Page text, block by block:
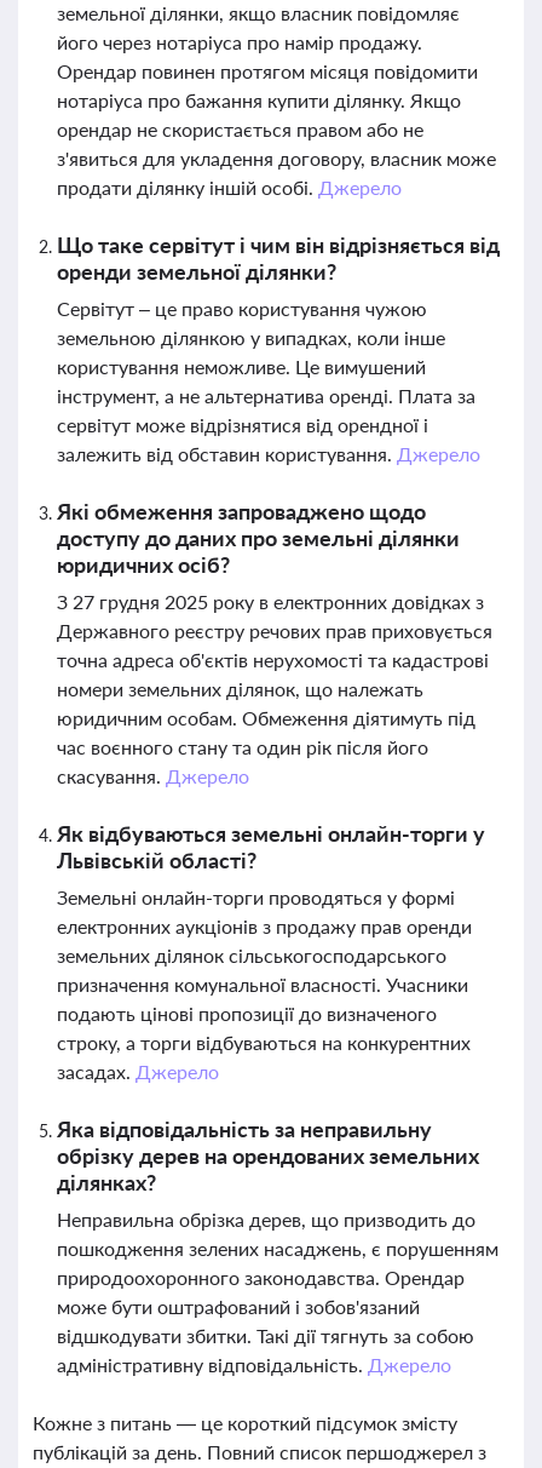
земельної ділянки, якщо власник повідомляє
його через нотаріуса про намір продажу.
Орендар повинен протягом місяця повідомити
нотаріуса про бажання купити ділянку. Якщо
орендар не скористається правом або не
з'явиться для укладення договору, власник може
продати ділянку іншій особі. Джерело
Що таке сервітут і чим він відрізняється від
оренди земельної ділянки?
Сервітут – це право користування чужою
земельною ділянкою у випадках, коли інше
користування неможливе. Це вимушений
інструмент, а не альтернатива оренді. Плата за
сервітут може відрізнятися від орендної і
залежить від обставин користування. Джерело
Які обмеження запроваджено щодо
доступу до даних про земельні ділянки
юридичних осіб?
З 27 грудня 2025 року в електронних довідках з
Державного реєстру речових прав приховується
точна адреса об'єктів нерухомості та кадастрові
номери земельних ділянок, що належать
юридичним особам. Обмеження діятимуть під
час воєнного стану та один рік після його
скасування. Джерело
Як відбуваються земельні онлайн-торги у
Львівській області?
Земельні онлайн-торги проводяться у формі
електронних аукціонів з продажу прав оренди
земельних ділянок сільськогосподарського
призначення комунальної власності. Учасники
подають цінові пропозиції до визначеного
строку, а торги відбуваються на конкурентних
засадах. Джерело
Яка відповідальність за неправильну
обрізку дерев на орендованих земельних
ділянках?
Неправильна обрізка дерев, що призводить до
пошкодження зелених насаджень, є порушенням
природоохоронного законодавства. Орендар
може бути оштрафований і зобов'язаний
відшкодувати збитки. Такі дії тягнуть за собою
адміністративну відповідальність. Джерело
Кожне з питань — це короткий підсумок змісту
публікацій за день. Повний список першоджерел з